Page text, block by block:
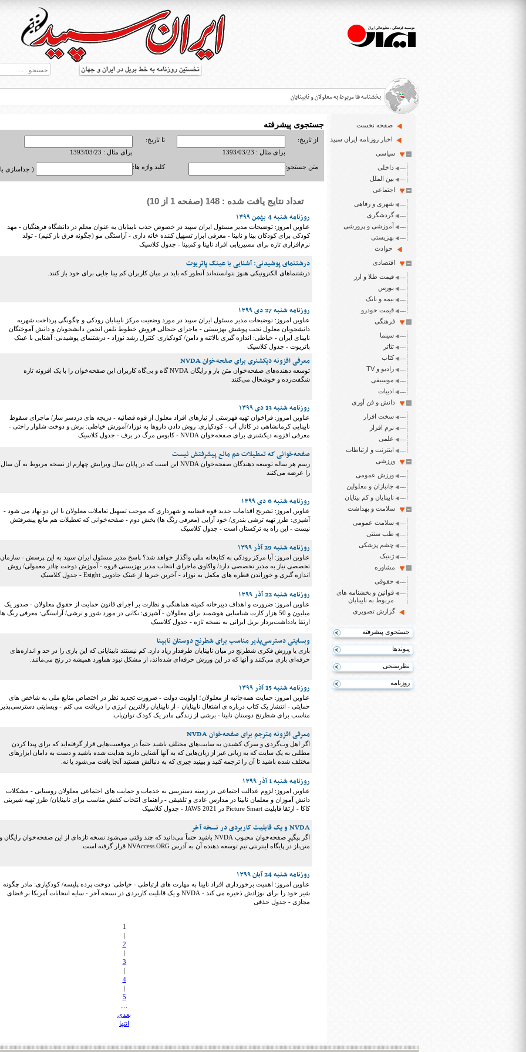
بخشنامه ها مربوط به معلولان و نابینایان
>
قانون حمایت از حقوق معلولان
اخبار حوزه معلولان و نابینایان
>
ایران سپید سایت خبری نابینایان و تنها روزنامه به خط بریل در جهان
>
صفحه نخست
اخبار روزنامه ایران سپید
سیاسی
داخلی
بین الملل
اجتماعی
شهری و رفاهی
گردشگری
آموزشی و پرورشی
بهزیستی
حوادث
اقتصادی
قیمت طلا و ارز
بورس
بیمه و بانک
قیمت خودرو
فرهنگی
سینما
تئاتر
کتاب
رادیو و TV
موسیقی
ادبیات
دانش و فن آوری
سخت افزار
نرم افزار
علمی
اینترنت و ارتباطات
ورزشی
ورزش عمومی
جانبازان و معلولین
نابینایان و کم بینایان
سلامت و بهداشت
سلامت عمومی
طب سنتی
چشم پزشکی
ژنتیک
مشاوره
حقوقی
قوانین و بخشنامه های
مربوط به نابینایان
گزارش تصویری
جستجوی پیشرفته
پیوندها
نظرسنجی
روزنامه
جستجوی پیشرفته
از تاریخ:
برای مثال : 1393/03/23
تا تاریخ:
برای مثال : 1393/03/23
متن جستجو: کلید واژه ها: ( جداسازی
تعداد نتایج یافت شده : 148 (صفحه 1 از 10)
روزنامه شنبه 4 بهمن ۱۳۹۹
عناوین امروز: توضیحات مدیر مسئول ایران سپید در خصوص جذب نابینایان به عنوان معلم در دانشگاه فرهنگیان - مهد
کودکی برای کودکان بینا و نابینا - معرفی ابزار تسهیل کننده خانه داری - آراستگی مو (چگونه فرق باز کنیم) - تولد
نرم‌افزاری تازه برای مسیریابی افراد نابینا و کم‌بینا - جدول کلاسیک
درشتنمای پوشیدنی: آشنایی با عینک پاتریوت
درشتنما‌های الکترونیکی هنوز نتوانسته‌اند آنطور که باید در میان کاربران کم بینا جایی برای خود باز کنند.
روزنامه شنبه 27 دی ۱۳۹۹
عناوین امروز: توضیحات مدیر مسئول ایران سپید در مورد وضعیت مرکز نابینایان رودکی و چگونگی پرداخت شهریه
دانشجویان معلول تحت پوشش بهزیستی - ماجرای جنجالی فروش خطوط تلفن انجمن دانشجویان و دانش آموختگان
نابینای ایران - خیاطی: اندازه گیری بالاتنه و دامن/ کودکیاری: کنترل رشد نوزاد - درشتنمای پوشیدنی: آشنایی با عینک
پاتریوت - جدول کلاسیک
معرفی افزونه دیکشنری برای صفحه‌خوان NVDA
توسعه دهنده‌های صفحه‌خوان متن باز و رایگان NVDA گاه و بی‌گاه کاربران این صفحه‌خوان را با یک افزونه تازه
شگفت‌زده و خوشحال می‌کنند
روزنامه شنبه 13 دی ۱۳۹۹
عناوین امروز: فراخوان تهیه فهرستی از نیازهای افراد معلول از قوه قضائیه - دریچه های دردسر ساز/ ماجرای سقوط
نابینایی کرمانشاهی در کانال آب - کودکیاری: روش دادن داروها به نوزاد/آموزش خیاطی: برش و دوخت شلوار راحتی -
معرفی افزونه دیکشنری برای صفحه‌خوان NVDA - کابوس مرگ در برف - جدول کلاسیک
صفحه‌خوانی که تعطیلات هم مانع پیشرفتش نیست
رسم هر ساله توسعه دهندگان صفحه‌خوان NVDA این است که در پایان سال ویرایش چهارم از نسخه مربوط به آن سال
را عرضه می‌کنند
روزنامه شنبه 6 دی ۱۳۹۹
عناوین امروز: تشریح اقدامات جدید قوه قضاییه و شهرداری که موجب تسهیل تعاملات معلولان با این دو نهاد می شود -
آشپزی: طرز تهیه ترشی بندری/ خود آرایی (معرفی رنگ ها) بخش دوم - صفحه‌خوانی که تعطیلات هم مانع پیشرفتش
نیست - این راه به ترکستان است - جدول کلاسیک
روزنامه شنبه 29 آذر ۱۳۹۹
عناوین امروز: آیا مرکز رودکی به کتابخانه ملی واگذار خواهد شد؟ پاسخ مدیر مسئول ایران سپید به این پرسش - سازمان
تخصصی نیاز به مدیر تخصصی دارد/ واکاوی ماجرای انتخاب مدیر بهزیستی قروه - آموزش دوخت چادر معمولی/ روش
اندازه گیری و خوراندن قطره های مکمل به نوزاد - آخرین خبر‌ها از عینک جادویی Esight - جدول کلاسیک
روزنامه شنبه 22 آذر ۱۳۹۹
عناوین امروز: ضرورت و اهداف دبیرخانه کمیته هماهنگی و نظارت بر اجرای قانون حمایت از حقوق معلولان - صدور یک
میلیون و 50 هزار کارت شناسایی هوشمند برای معلولان - آشپزی: نکاتی در مورد شور و ترشی/ آراستگی: معرفی رنگ
ارتقا یادداشت‌بردار بریل ایرانی به نسخه تازه - جدول کلاسیک
وبسایتی دسترسی‌پذیر مناسب برای شطرنج دوستان نابینا
بازی یا ورزش فکری شطرنج در میان نابینایان طرفدار زیاد دارد. کم نیستند نابینایانی که این بازی را در حد و اندازه‌های
حرفه‌ای بازی می‌کنند و آنها که در این ورزش حرفه‌ای شده‌اند، از مشکل نبود هماورد همیشه در رنج می‌مانند.
روزنامه شنبه 15 آذر ۱۳۹۹
عناوین امروز: حمایت همه‌جانبه از معلولان؛ اولویت دولت - ضرورت تجدید نظر در اختصاص منابع ملی به شاخص های
حمایتی - انتشار یک کتاب درباره ی اشتغال نابینایان - از نابینایان زلالترین انرژی را دریافت می کنم - وبسایتی دسترسی‌پذیر
مناسب برای شطرنج دوستان نابینا - برشی از زندگی مادر یک کودک توان‌یاب
معرفی افزونه مترجم برای صفحه‌خوان NVDA
اگر اهل وب‌گردی و سرک کشیدن به سایت‌های مختلف باشید حتماً در موقعیت‌هایی قرار گرفته‌اید که برای پیدا کردن
مطلبی به یک سایت که به زبانی غیر از زبان‌هایی که به آنها آشنایی دارید هدایت شده باشید و دست به دامان ابزار‌های
مختلف شده باشید تا آن را ترجمه کنید و ببینید چیزی که به دنبالش هستید آنجا یافت می‌شود یا نه.
روزنامه شنبه 1 آذر ۱۳۹۹
عناوین امروز: لزوم عدالت اجتماعی در زمینه دسترسی به خدمات و حمایت های اجتماعی معلولان روستایی - مشکلات
دانش آموزان و معلمان نابینا در مدارس عادی و تلفیقی - راهنمای انتخاب کفش مناسب برای نابینایان/ طرز تهیه شیرینی
کاکا - ارتقا قابلیت Picture Smart در JAWS 2021 - جدول کلاسیک
NVDA و یک قابلیت کاربردی در نسخه آخر
اگر پیگیرِ صفحه‌خوان محبوب NVDA باشید حتماً می‌دانید که چند وقتی می‌شود نسخه تازه‌ای از این صفحه‌خوان رایگان و
متن‌باز در پایگاه اینترنتی تیم توسعه دهنده آن به آدرس NVAccess.ORG قرار گرفته است.
روزنامه شنبه 24 آبان ۱۳۹۹
عناوین امروز: اهمیت برخورداری افراد نابینا به مهارت های ارتباطی - خیاطی: دوخت پرده پلیسه/ کودکیاری: مادر چگونه
شیر خود را برای نوزادش ذخیره می کند - NVDA و یک قابلیت کاربردی در نسخه آخر - سایه انتخابات آمریکا بر فضای
مجازی - جدول حذفی
1
|
2
|
3
|
4
|
5
بعدی
انتها